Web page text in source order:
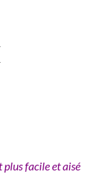
plus facile et aisé